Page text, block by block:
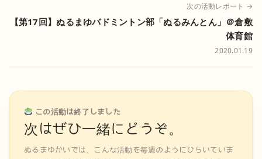
次の活動レポート →
【第17回】ぬるまゆバドミントン部「ぬるみんとん」＠倉敷
体育館
2020.01.19
この活動は終了しました
次はぜひ一緒にどうぞ。
ぬるまゆかいでは、こんな活動を毎週のようにひらいていま